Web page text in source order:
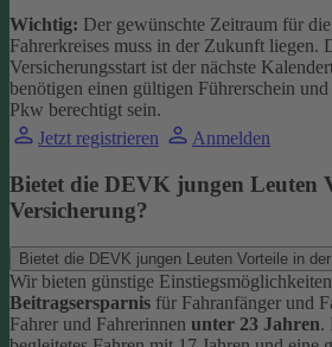
Wichtig: Der gewünschte Zeitraum für
Fahrerkreises muss in der Zukunft liegen.
Versicherungsstart ist der nächste
benötigen einen gültigen Führerschein
Pkw berechtigt sein.
Jetzt registrieren
Anmelden
Bietet die DEVK jungen Leuten
Versicherung?
Bietet die DEVK jungen Leuten Vorteile in
Wir bieten günstige
Beitragsersparnis für Fahranfänger und
Fahrer und Fahrerinnen unter 23 Jahren.